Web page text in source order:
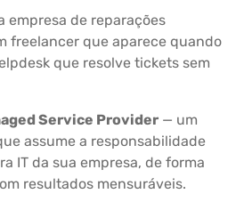
empresa de reparações
freelancer que aparece quando
que resolve tickets sem
Service Provider — um
assume a responsabilidade
IT da sua empresa, de forma
resultados mensuráveis.